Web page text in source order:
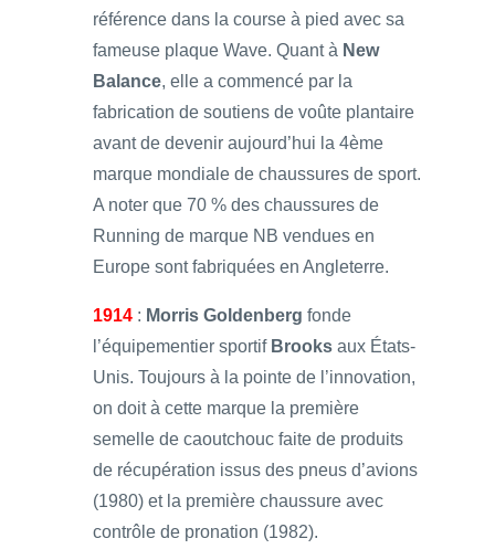
référence dans la course à pied avec sa
fameuse plaque Wave. Quant à New
Balance, elle a commencé par la
fabrication de soutiens de voûte plantaire
avant de devenir aujourd’hui la 4ème
marque mondiale de chaussures de sport.
A noter que 70 % des chaussures de
Running de marque NB vendues en
Europe sont fabriquées en Angleterre.
1914 : Morris Goldenberg fonde
l’équipementier sportif Brooks aux États-
Unis. Toujours à la pointe de l’innovation,
on doit à cette marque la première
semelle de caoutchouc faite de produits
de récupération issus des pneus d’avions
(1980) et la première chaussure avec
contrôle de pronation (1982).